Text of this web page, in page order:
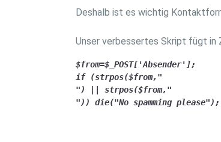
Deshalb ist es wichtig
Unser verbessertes Skript fügt in
$from=$_POST['Absender'];
if (strpos($from,"
") || strpos($from,"
")) die("No spamming please");